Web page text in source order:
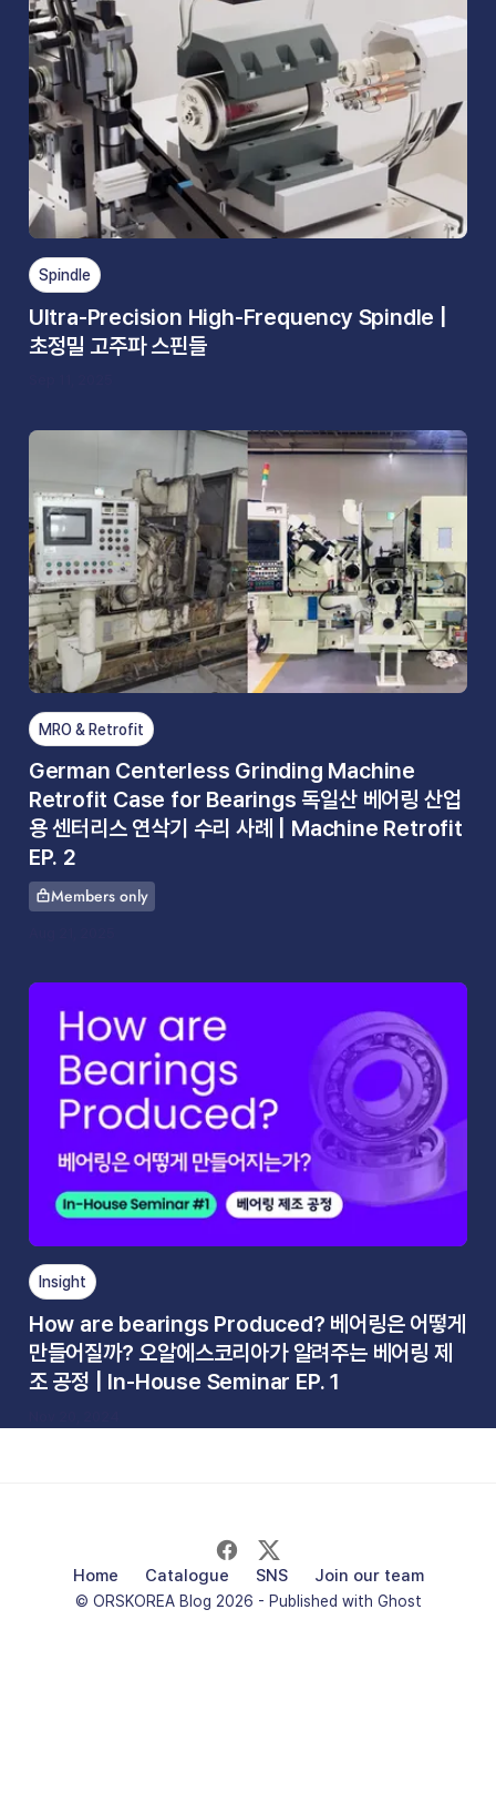
Spindle
Ultra-Precision High-Frequency Spindle |
초정밀 고주파 스핀들
MRO & Retrofit
German Centerless Grinding Machine
Retrofit Case for Bearings 독일산 베어링 산업
용 센터리스 연삭기 수리 사례 | Machine Retrofit
EP. 2
This article is for
Members only
Insight
How are bearings Produced? 베어링은 어떻게
만들어질까? 오알에스코리아가 알려주는 베어링 제
조 공정 | In-House Seminar EP. 1
Home Catalogue SNS Join our team
© ORSKOREA Blog 2026 - Published with Ghost